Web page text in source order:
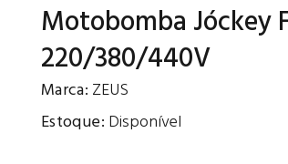
Motobomba Jóckey
220/380/440V
Marca: ZEUS
Estoque: Disponível